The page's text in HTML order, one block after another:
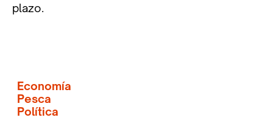
plazo.
Economía
Pesca
Política